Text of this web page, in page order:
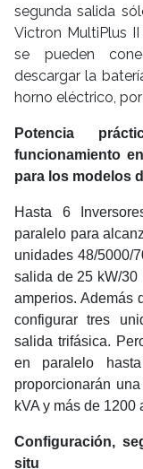
segunda salida
Victron MultiPlus
se pueden
descargar la
horno eléctrico,
Potencia
funcionamiento
para los modelos
Hasta 6
paralelo para
unidades 48/5000/
salida de 25 kW/30
amperios. Además
configurar tres
salida trifásica.
en paralelo
proporcionarán
kVA y más de
Configuración,
situ